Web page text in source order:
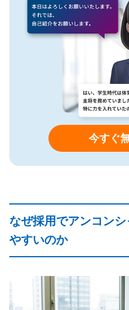
今すぐ
なぜ採用でアンコン
やすいのか